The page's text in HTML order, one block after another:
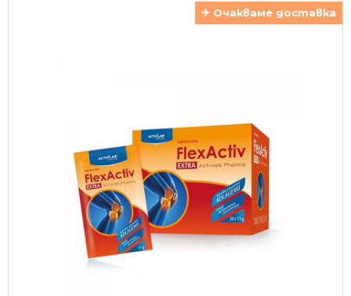
✈ Очакваме доставка